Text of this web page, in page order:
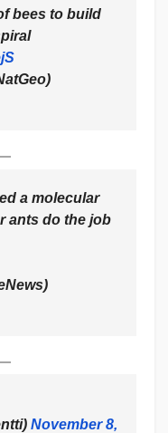
bees to build
a molecular
ants do the job
November 8,